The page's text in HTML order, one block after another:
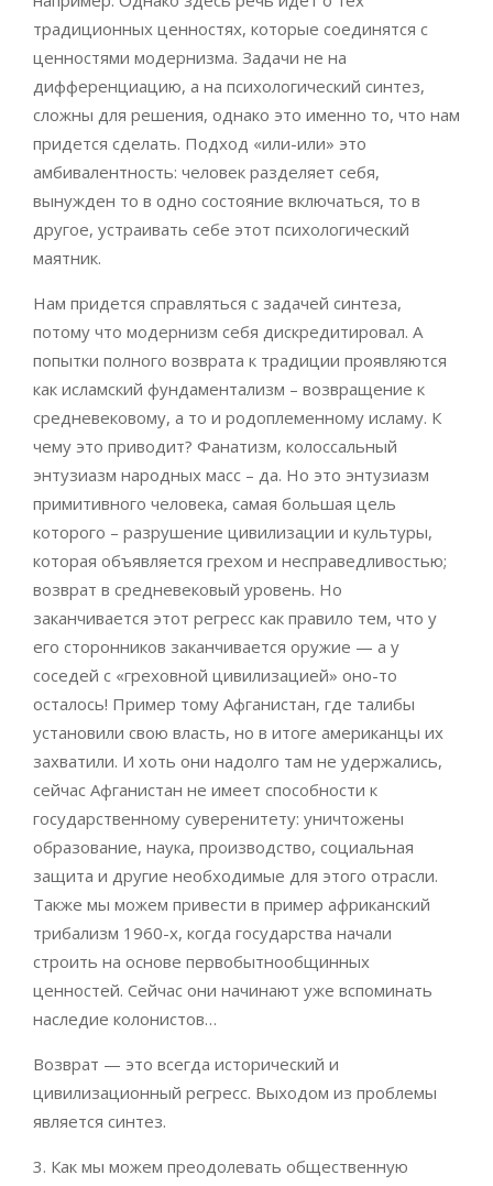
традиционных ценностях, которые соединятся с
ценностями модернизма. Задачи не на
дифференциацию, а на психологический синтез,
сложны для решения, однако это именно то, что нам
придется сделать. Подход «или-или» это
амбивалентность: человек разделяет себя,
вынужден то в одно состояние включаться, то в
другое, устраивать себе этот психологический
маятник.
Нам придется справляться с задачей синтеза,
потому что модернизм себя дискредитировал. А
попытки полного возврата к традиции проявляются
как исламский фундаментализм – возвращение к
средневековому, а то и родоплеменному исламу. К
чему это приводит? Фанатизм, колоссальный
энтузиазм народных масс – да. Но это энтузиазм
примитивного человека, самая большая цель
которого – разрушение цивилизации и культуры,
которая объявляется грехом и несправедливостью;
возврат в средневековый уровень. Но
заканчивается этот регресс как правило тем, что у
его сторонников заканчивается оружие — а у
соседей с «греховной цивилизацией» оно-то
осталось! Пример тому Афганистан, где талибы
установили свою власть, но в итоге американцы их
захватили. И хоть они надолго там не удержались,
сейчас Афганистан не имеет способности к
государственному суверенитету: уничтожены
образование, наука, производство, социальная
защита и другие необходимые для этого отрасли.
Также мы можем привести в пример африканский
трибализм 1960-х, когда государства начали
строить на основе первобытнообщинных
ценностей. Сейчас они начинают уже вспоминать
наследие колонистов…
Возврат — это всегда исторический и
цивилизационный регресс. Выходом из проблемы
является синтез.
3. Как мы можем преодолевать общественную